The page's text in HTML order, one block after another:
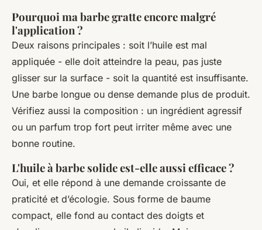
Pourquoi ma barbe gratte encore malgré
l'application ?
Deux raisons principales : soit l’huile est mal
appliquée - elle doit atteindre la peau, pas juste
glisser sur la surface - soit la quantité est insuffisante.
Une barbe longue ou dense demande plus de produit.
Vérifiez aussi la composition : un ingrédient agressif
ou un parfum trop fort peut irriter même avec une
bonne routine.
L'huile à barbe solide est-elle aussi efficace ?
Oui, et elle répond à une demande croissante de
praticité et d’écologie. Sous forme de baume
compact, elle fond au contact des doigts et